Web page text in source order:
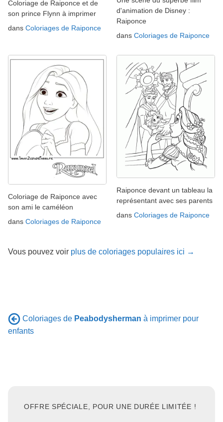
Coloriage de Raiponce et de
son prince Flynn à imprimer
dans Coloriages de Raiponce
d'animation de Disney :
Raiponce
dans Coloriages de Raiponce
Coloriage de Raiponce avec
son ami le caméléon
dans Coloriages de Raiponce
Raiponce devant un tableau la
représentant avec ses parents
dans Coloriages de Raiponce
Vous pouvez voir plus de coloriages populaires ici →
Coloriages de Peabodysherman à imprimer pour
enfants
OFFRE SPÉCIALE, POUR UNE DURÉE LIMITÉE !